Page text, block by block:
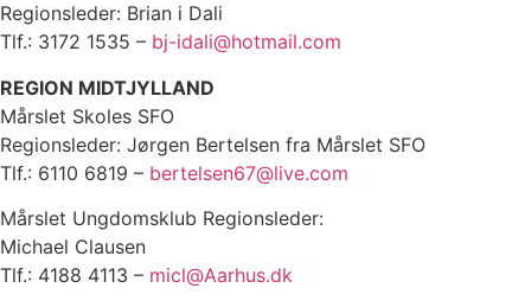
Regionsleder: Brian i Dali
Tlf.: 3172 1535 – bj-idali@hotmail.com
REGION MIDTJYLLAND
Mårslet Skoles SFO
Regionsleder: Jørgen Bertelsen fra Mårslet SFO
Tlf.: 6110 6819 – bertelsen67@live.com
Mårslet Ungdomsklub Regionsleder:
Michael Clausen
Tlf.: 4188 4113 – micl@Aarhus.dk